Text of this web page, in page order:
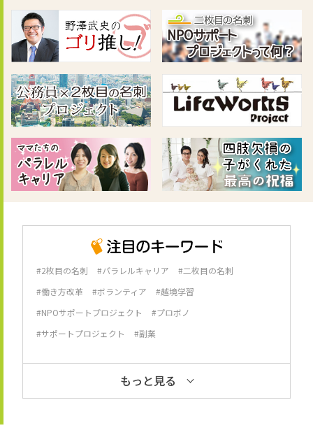
#2枚目の名刺 #パラレルキャリア
#二枚目の名刺
#働き方改革
#ボランティア
#越境学習
#NPOサポートプロジェクト
#プロボノ
#サポートプロジェクト
#副業
もっと見る